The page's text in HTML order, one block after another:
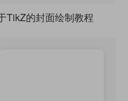
TikZ的封面绘制教程